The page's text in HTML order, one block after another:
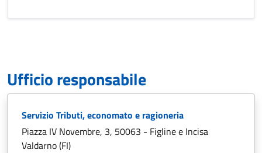
Ufficio responsabile
Servizio Tributi, economato e ragioneria
Piazza IV Novembre, 3, 50063 - Figline e Incisa
Valdarno (FI)